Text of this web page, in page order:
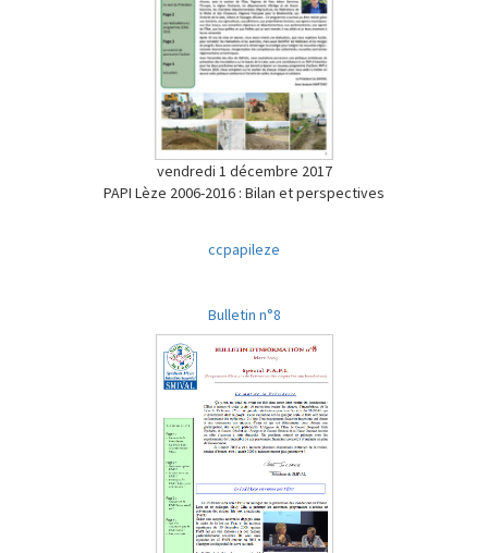
vendredi 1 décembre 2017
PAPI Lèze 2006-2016 : Bilan et perspectives
ccpapileze
Bulletin n°8